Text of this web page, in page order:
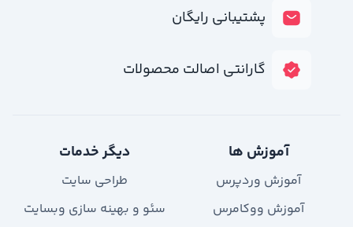
پشتیبانی رایگان
گارانتی اصالت محصولات
آموزش ها
آموزش وردپرس
آموزش ووکامرس
دیگر خدمات
طراحی سایت
سئو و بهینه سازی وبسایت